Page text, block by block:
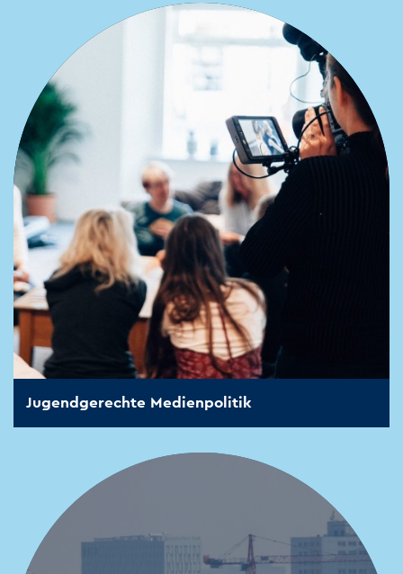
Jugendgerechte Medienpolitik